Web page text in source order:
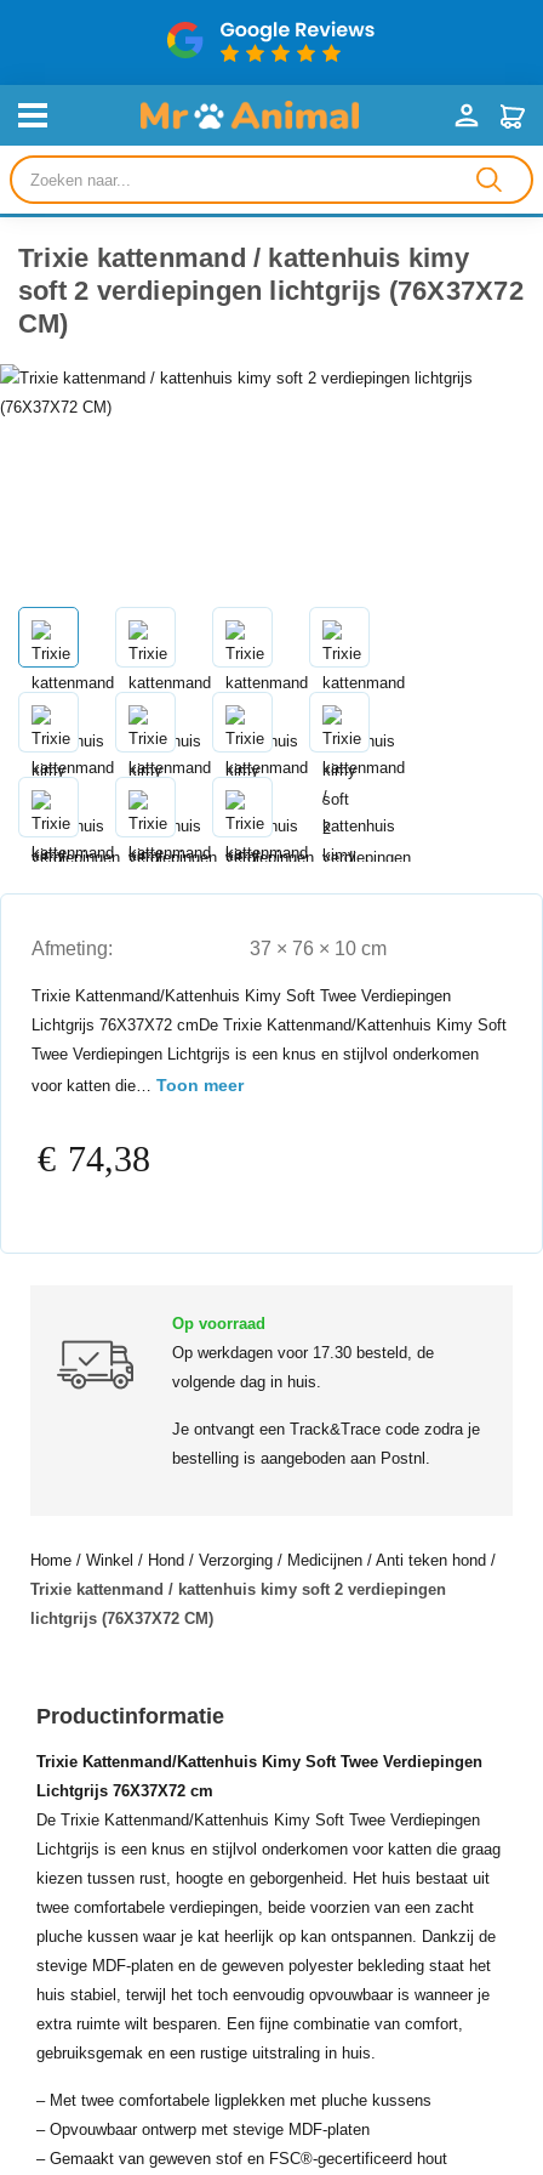
Producten
zoeken
Trixie kattenmand / kattenhuis kimy
soft 2 verdiepingen lichtgrijs (76X37X72
CM)
Afmeting: 37 × 76 × 10 cm
Trixie Kattenmand/Kattenhuis Kimy Soft Twee Verdiepingen
Lichtgrijs 76X37X72 cmDe Trixie Kattenmand/Kattenhuis Kimy Soft
Twee Verdiepingen Lichtgrijs is een knus en stijlvol onderkomen
voor katten die… Toon meer
€ 74,38
Op voorraad
Op werkdagen voor 17.30 besteld, de
volgende dag in huis.
Je ontvangt een Track&Trace code zodra je
bestelling is aangeboden aan Postnl.
Home / Winkel / Hond / Verzorging / Medicijnen / Anti teken hond /
Trixie kattenmand / kattenhuis kimy soft 2 verdiepingen
lichtgrijs (76X37X72 CM)
Productinformatie
Trixie Kattenmand/Kattenhuis Kimy Soft Twee Verdiepingen
Lichtgrijs 76X37X72 cm
De Trixie Kattenmand/Kattenhuis Kimy Soft Twee Verdiepingen
Lichtgrijs is een knus en stijlvol onderkomen voor katten die graag
kiezen tussen rust, hoogte en geborgenheid. Het huis bestaat uit
twee comfortabele verdiepingen, beide voorzien van een zacht
pluche kussen waar je kat heerlijk op kan ontspannen. Dankzij de
stevige MDF-platen en de geweven polyester bekleding staat het
huis stabiel, terwijl het toch eenvoudig opvouwbaar is wanneer je
extra ruimte wilt besparen. Een fijne combinatie van comfort,
gebruiksgemak en een rustige uitstraling in huis.
– Met twee comfortabele ligplekken met pluche kussens
– Opvouwbaar ontwerp met stevige MDF-platen
– Gemaakt van geweven stof en FSC®-gecertificeerd hout